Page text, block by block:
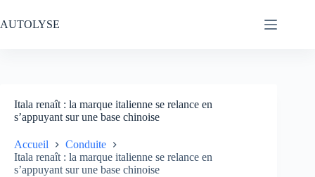
au
contenu
AUTOLYSE
Itala renaît : la marque italienne se relance en
s’appuyant sur une base chinoise
Accueil
Conduite
Itala renaît : la marque italienne se relance en
s’appuyant sur une base chinoise